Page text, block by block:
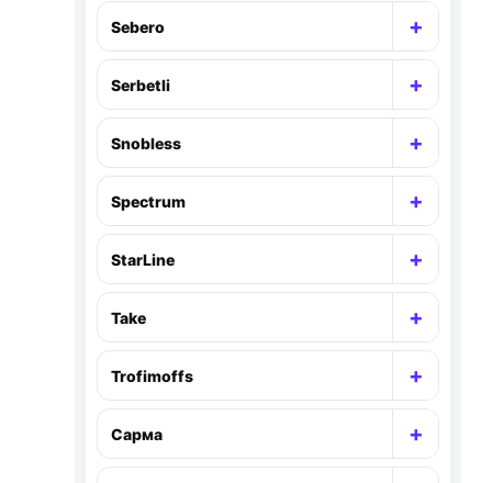
Sebero +
Serbetli +
Snobless +
Spectrum +
StarLine +
Take +
Trofimoffs +
Сарма +